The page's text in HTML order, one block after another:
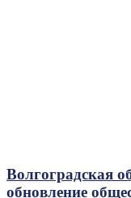
Волгоградская
обновление